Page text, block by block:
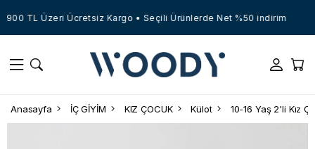
TL Üzeri Ücretsiz Kargo • Seçili Ürünlerde Net %50 indirim
Anasayfa İÇ GİYİM KIZ ÇOCUK Külot 10-16 Yaş 2'li Kız